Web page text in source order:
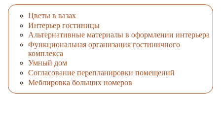
Цветы в вазах
Интерьер гостиницы
Альтернативные материалы в оформлении интерьера
Функциональная организация гостиничного
комплекса
Умный дом
Согласование перепланировки помещений
Меблировка больших номеров